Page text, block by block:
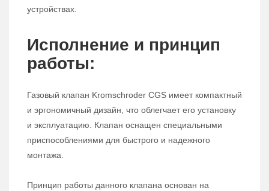
устройствах.
Исполнение и принцип
работы:
Газовый клапан Kromschroder CGS имеет компактный
и эргономичный дизайн, что облегчает его установку
и эксплуатацию. Клапан оснащен специальными
приспособлениями для быстрого и надежного
монтажа.
Принцип работы данного клапана основан на